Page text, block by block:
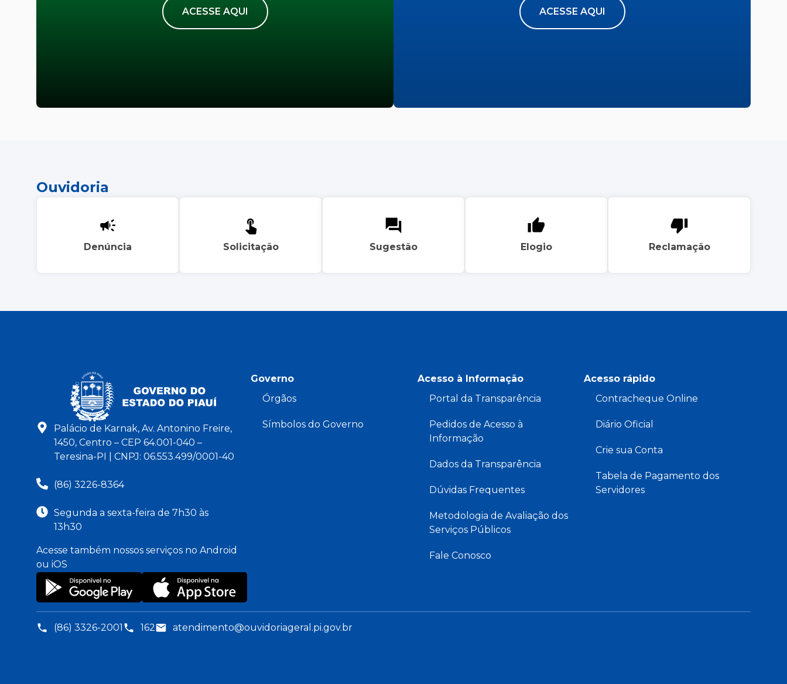
ACESSE AQUI ACESSE AQUI
Ouvidoria
Denúncia Solicitação Sugestão Elogio Reclamação
Palácio de Karnak, Av. Antonino Freire,
1450, Centro – CEP 64.001-040 –
Teresina-PI | CNPJ: 06.553.499/0001-40
(86) 3226-8364
Segunda a sexta-feira de 7h30 às
13h30
Acesse também nossos serviços no Android
ou iOS
Governo
Órgãos
Símbolos do Governo
Acesso à Informação
Portal da Transparência
Pedidos de Acesso à
Informação
Dados da Transparência
Dúvidas Frequentes
Metodologia de Avaliação dos
Serviços Públicos
Fale Conosco
Acesso rápido
Contracheque Online
Diário Oficial
Crie sua Conta
Tabela de Pagamento dos
Servidores
(86) 3326-2001 162 atendimento@ouvidoriageral.pi.gov.br